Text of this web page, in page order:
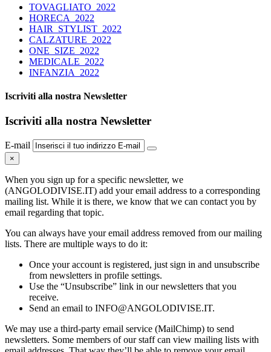
TOVAGLIATO_2022
HORECA_2022
HAIR_STYLIST_2022
CALZATURE_2022
ONE_SIZE_2022
MEDICALE_2022
INFANZIA_2022
Iscriviti alla nostra Newsletter
Iscriviti alla nostra Newsletter
E-mail
×
When you sign up for a specific newsletter, we
(ANGOLODIVISE.IT) add your email address to a corresponding
mailing list. While it is there, we know that we can contact you by
email regarding that topic.
You can always have your email address removed from our mailing
lists. There are multiple ways to do it:
Once your account is registered, just sign in and unsubscribe
from newsletters in profile settings.
Use the “Unsubscribe” link in our newsletters that you
receive.
Send an email to INFO@ANGOLODIVISE.IT.
We may use a third-party email service (MailChimp) to send
newsletters. Some members of our staff can view mailing lists with